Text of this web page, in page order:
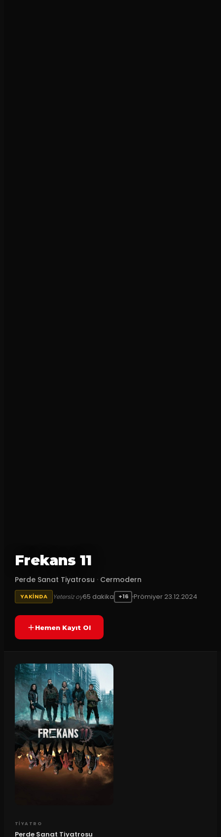
Frekans 11
Perde Sanat Tiyatrosu · Cermodern
YAKINDA Yetersiz oy65 dakika +16 Prömiyer 23.12.2024
Hemen Kayıt Ol
TIYATRO
Perde Sanat Tiyatrosu